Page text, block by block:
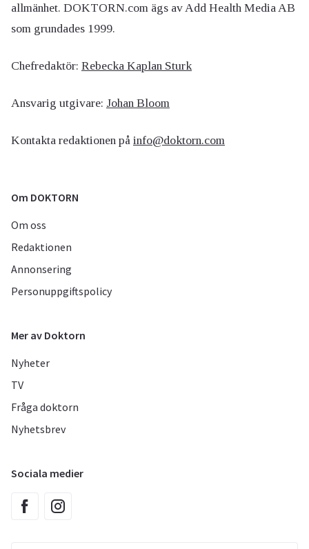
allmänhet. DOKTORN.com ägs av Add Health Media AB
som grundades 1999.
Chefredaktör: Rebecka Kaplan Sturk
Ansvarig utgivare: Johan Bloom
Kontakta redaktionen på info@doktorn.com
Om DOKTORN
Om oss
Redaktionen
Annonsering
Personuppgiftspolicy
Mer av Doktorn
Nyheter
TV
Fråga doktorn
Nyhetsbrev
Sociala medier